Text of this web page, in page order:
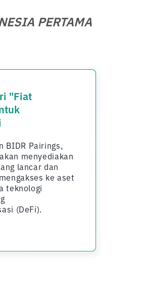
PERTAMA
"Fiat
BIDR Pairings,
menyediakan
lancar dan
ke aset
teknologi
(DeFi).